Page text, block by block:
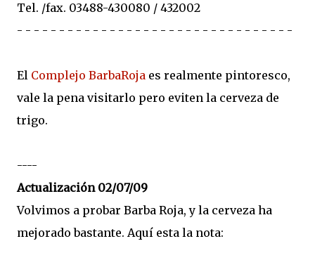
Tel. /fax. 03488-430080 / 432002
- - - - - - - - - - - - - - - - - - - - - - - - - - - - - - - - -
El Complejo BarbaRoja es realmente pintoresco,
vale la pena visitarlo pero eviten la cerveza de
trigo.
----
Actualización 02/07/09
Volvimos a probar Barba Roja, y la cerveza ha
mejorado bastante. Aquí esta la nota: